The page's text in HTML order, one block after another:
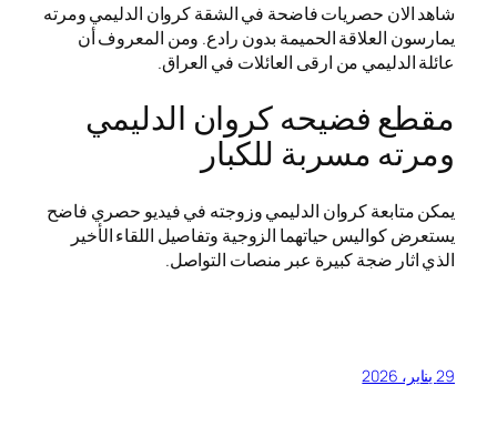
شاهد الان حصريات فاضحة في الشقة كروان الدليمي ومرته
يمارسون العلاقة الحميمة بدون رادع. ومن المعروف أن
عائلة الدليمي من ارقى العائلات في العراق.
مقطع فضيحه كروان الدليمي
ومرته مسربة للكبار
يمكن متابعة كروان الدليمي وزوجته في فيديو حصري فاضح
يستعرض كواليس حياتهما الزوجية وتفاصيل اللقاء الأخير
الذي اثار ضجة كبيرة عبر منصات التواصل.
29 يناير، 2026